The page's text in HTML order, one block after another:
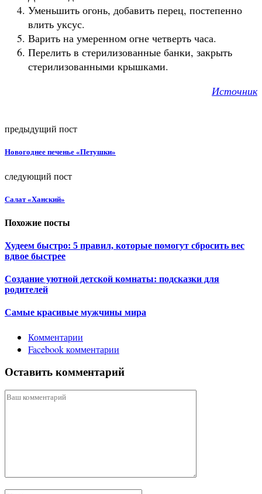
Уменьшить огонь, добавить перец, постепенно
влить уксус.
Варить на умеренном огне четверть часа.
Перелить в стерилизованные банки, закрыть
стерилизованными крышками.
Источник
предыдущий пост
Новогоднее печенье «Петушки»
следующий пост
Салат «Ханский»
Похожие посты
Худеем быстро: 5 правил, которые помогут сбросить вес
вдвое быстрее
Создание уютной детской комнаты: подсказки для
родителей
Самые красивые мужчины мира
Комментарии
Facebook комментарии
Оставить комментарий